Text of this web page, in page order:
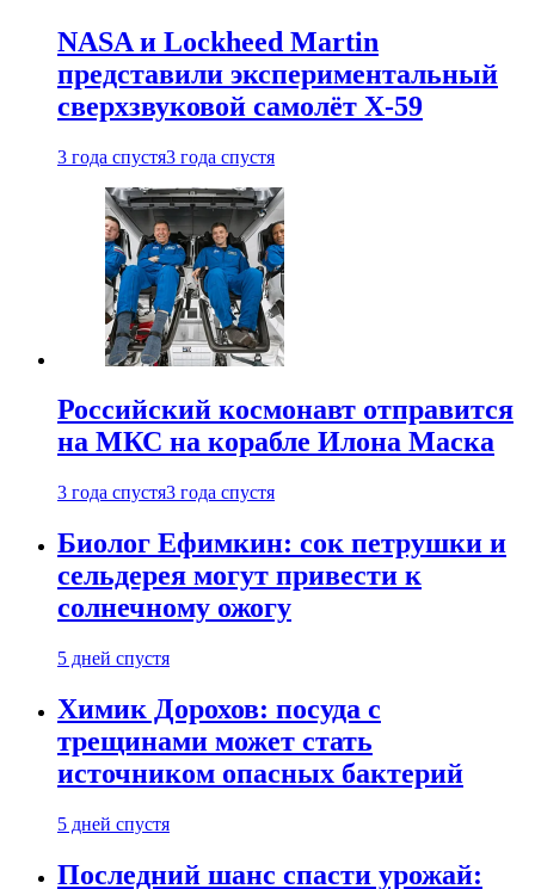
NASA и Lockheed Martin
представили экспериментальный
сверхзвуковой самолёт X-59
3 года спустя3 года спустя
Российский космонавт отправится
на МКС на корабле Илона Маска
3 года спустя3 года спустя
Биолог Ефимкин: сок петрушки и
сельдерея могут привести к
солнечному ожогу
5 дней спустя
Химик Дорохов: посуда с
трещинами может стать
источником опасных бактерий
5 дней спустя
Последний шанс спасти урожай: